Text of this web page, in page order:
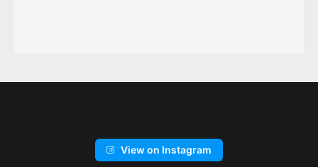
View on Instagram